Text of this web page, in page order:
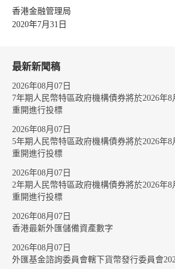
香港金融管理局
2020年7月31日
最新新聞稿
2026年08月07日
7年期人民幣特區政府機構債券將於2026年
重開進行投標
2026年08月07日
5年期人民幣特區政府機構債券將於2026年
重開進行投標
2026年08月07日
2年期人民幣特區政府機構債券將於2026年
重開進行投標
2026年08月07日
香港最新外匯儲備資產數字
2026年08月07日
外匯基金諮詢委員會轄下貨幣發行委員會